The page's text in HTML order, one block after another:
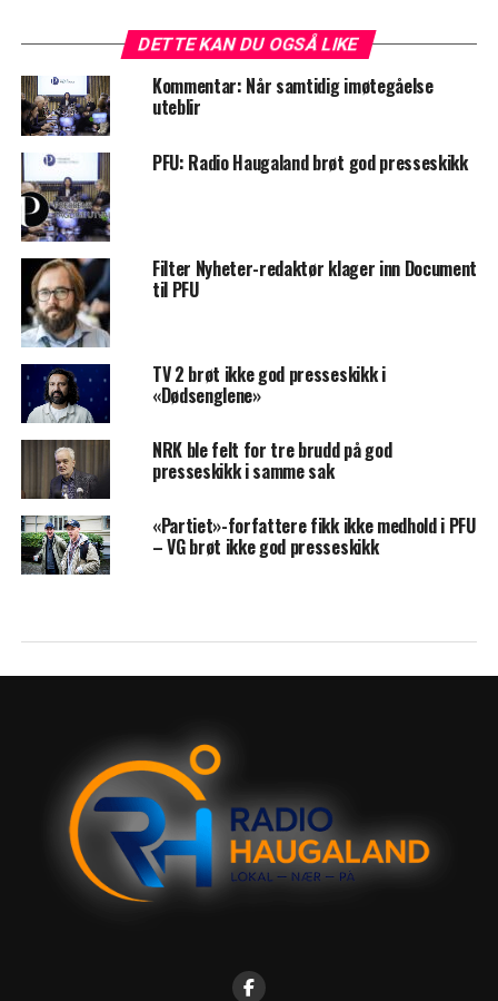
DETTE KAN DU OGSÅ LIKE
Kommentar: Når samtidig imøtegåelse
uteblir
PFU: Radio Haugaland brøt god presseskikk
Filter Nyheter-redaktør klager inn Document
til PFU
TV 2 brøt ikke god presseskikk i
«Dødsenglene»
NRK ble felt for tre brudd på god
presseskikk i samme sak
«Partiet»-forfattere fikk ikke medhold i PFU
– VG brøt ikke god presseskikk